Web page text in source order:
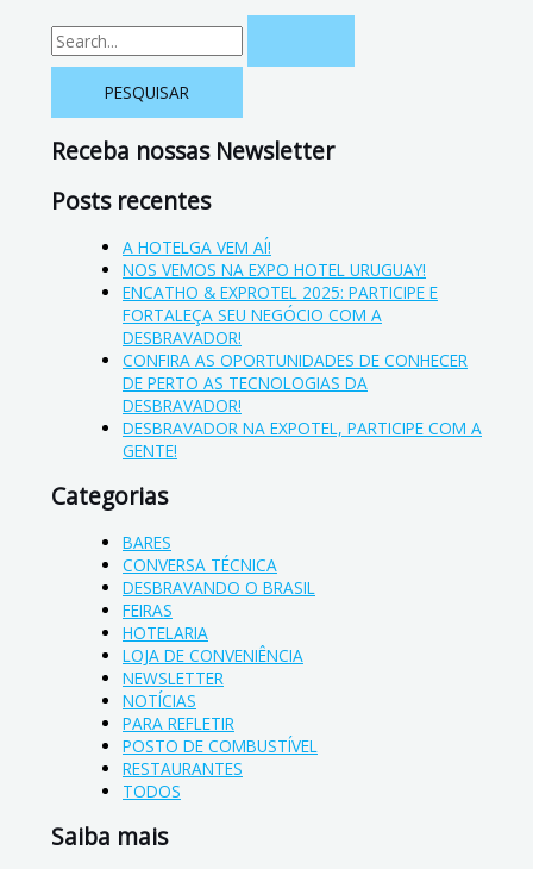
Receba nossas Newsletter
Posts recentes
A HOTELGA VEM AÍ!
NOS VEMOS NA EXPO HOTEL URUGUAY!
ENCATHO & EXPROTEL 2025: PARTICIPE E
FORTALEÇA SEU NEGÓCIO COM A
DESBRAVADOR!
CONFIRA AS OPORTUNIDADES DE CONHECER
DE PERTO AS TECNOLOGIAS DA
DESBRAVADOR!
DESBRAVADOR NA EXPOTEL, PARTICIPE COM A
GENTE!
Categorias
BARES
CONVERSA TÉCNICA
DESBRAVANDO O BRASIL
FEIRAS
HOTELARIA
LOJA DE CONVENIÊNCIA
NEWSLETTER
NOTÍCIAS
PARA REFLETIR
POSTO DE COMBUSTÍVEL
RESTAURANTES
TODOS
Saiba mais